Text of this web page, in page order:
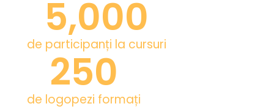
de participanți la cursuri
5,000
de logopezi formați
250